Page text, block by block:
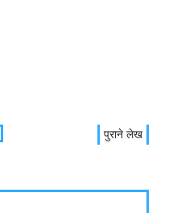
पुराने लेख